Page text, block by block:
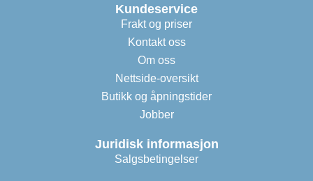
Kundeservice
Frakt og priser
Kontakt oss
Om oss
Nettside-oversikt
Butikk og åpningstider
Jobber
Juridisk informasjon
Salgsbetingelser